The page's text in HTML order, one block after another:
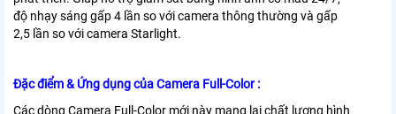
độ nhạy sáng gấp 4 lần so với camera thông thường và gấp
2,5 lần so với camera Starlight.
Đặc điểm & Ứng dụng của Camera Full-Color :
Các dòng Camera Full-Color mới này mang lại chất lượng hình